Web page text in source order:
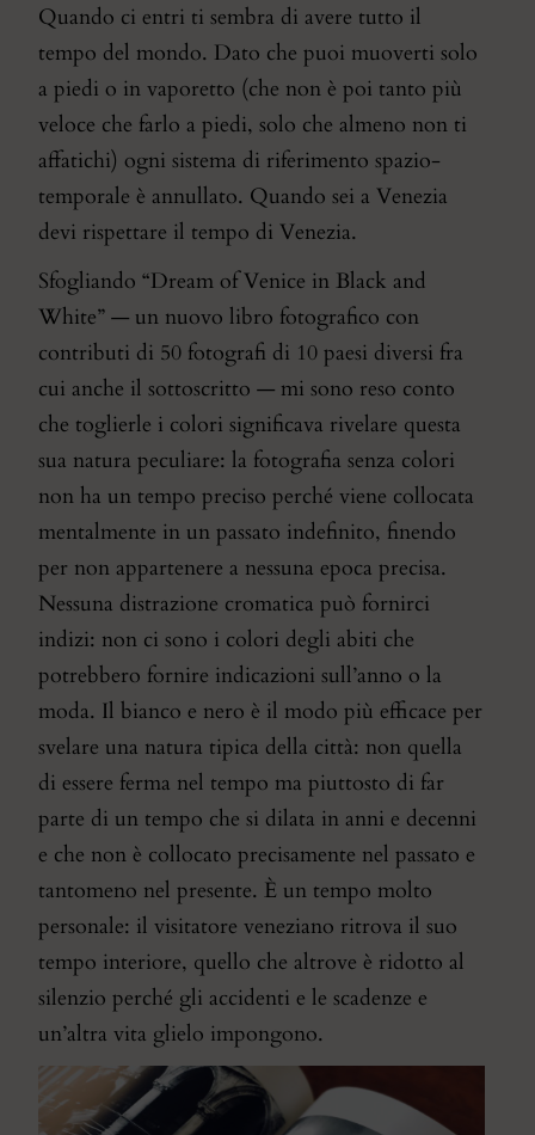
Quando ci entri ti sembra di avere tutto il
tempo del mondo. Dato che puoi muoverti solo
a piedi o in vaporetto (che non è poi tanto più
veloce che farlo a piedi, solo che almeno non ti
affatichi) ogni sistema di riferimento spazio-
temporale è annullato. Quando sei a Venezia
devi rispettare il tempo di Venezia.
Sfogliando “Dream of Venice in Black and
White” — un nuovo libro fotografico con
contributi di 50 fotografi di 10 paesi diversi fra
cui anche il sottoscritto — mi sono reso conto
che toglierle i colori significava rivelare questa
sua natura peculiare: la fotografia senza colori
non ha un tempo preciso perché viene collocata
mentalmente in un passato indefinito, finendo
per non appartenere a nessuna epoca precisa.
Nessuna distrazione cromatica può fornirci
indizi: non ci sono i colori degli abiti che
potrebbero fornire indicazioni sull’anno o la
moda. Il bianco e nero è il modo più efficace per
svelare una natura tipica della città: non quella
di essere ferma nel tempo ma piuttosto di far
parte di un tempo che si dilata in anni e decenni
e che non è collocato precisamente nel passato e
tantomeno nel presente. È un tempo molto
personale: il visitatore veneziano ritrova il suo
tempo interiore, quello che altrove è ridotto al
silenzio perché gli accidenti e le scadenze e
un’altra vita glielo impongono.